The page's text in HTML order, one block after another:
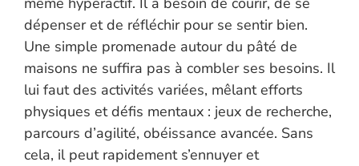
dépenser et de réfléchir pour se sentir bien.
Une simple promenade autour du pâté de
maisons ne suffira pas à combler ses besoins. Il
lui faut des activités variées, mêlant efforts
physiques et défis mentaux : jeux de recherche,
parcours d’agilité, obéissance avancée. Sans
cela, il peut rapidement s’ennuyer et